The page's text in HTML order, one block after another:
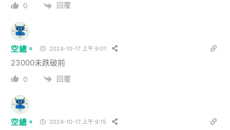
0 回覆
空總。 2024-10-17 上午 9:01
23000未跌破前
0 回覆
空總。 2024-10-17 上午 9:15